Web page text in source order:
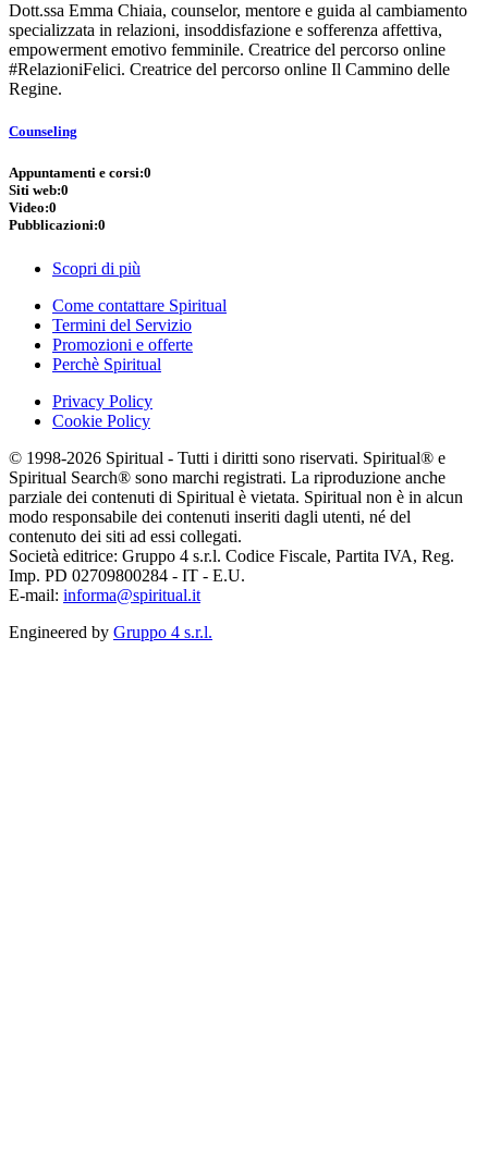
Dott.ssa Emma Chiaia, counselor, mentore e guida al cambiamento
specializzata in relazioni, insoddisfazione e sofferenza affettiva,
empowerment emotivo femminile. Creatrice del percorso online
#RelazioniFelici. Creatrice del percorso online Il Cammino delle
Regine.
Counseling
Appuntamenti e corsi:0
Siti web:0
Video:0
Pubblicazioni:0
Scopri di più
Come contattare Spiritual
Termini del Servizio
Promozioni e offerte
Perchè Spiritual
Privacy Policy
Cookie Policy
© 1998-2026 Spiritual - Tutti i diritti sono riservati. Spiritual® e
Spiritual Search® sono marchi registrati. La riproduzione anche
parziale dei contenuti di Spiritual è vietata. Spiritual non è in alcun
modo responsabile dei contenuti inseriti dagli utenti, né del
contenuto dei siti ad essi collegati.
Società editrice: Gruppo 4 s.r.l. Codice Fiscale, Partita IVA, Reg.
Imp. PD 02709800284 - IT - E.U.
E-mail: informa@spiritual.it
Engineered by Gruppo 4 s.r.l.